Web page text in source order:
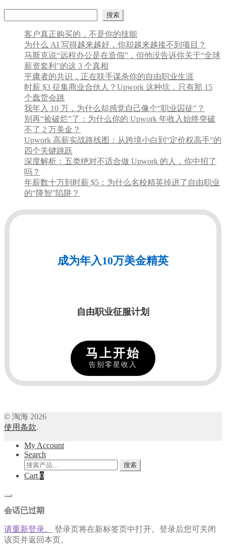
搜索
客户真正购买的，不是你的技能
为什么 AI 写得越来越好，你却越来越接不到项目？
马斯克说“远程办公是在造假”，但他没告诉你关于“全球
薪资套利”的这 3 个真相
平庸者的共识，正在联手谋杀你的自由职业生涯
时薪 $3 征集商业合伙人？Upwork 这种坑，只有那 15
个蠢货会跳
我年入 10 万，为什么却感觉自己像个“职业囚徒”？
别再“捡破烂”了：为什么你的 Upwork 年收入始终突破
不了 2 万美金？
Upwork 高薪实战路线图：从跨境小白到“定价权高手”的
四个关键跳跃
深度解析：五类绝对不适合做 Upwork 的人，你中招了
吗？
年薪数十万到时薪 $5：为什么名校精英掉进了自由职业
的“降智”陷阱？
成为年入10万美金精英
自由职业征服计划
马上开始
告别零星收入
© 淘海 2026
使用条款.
My Account
Search
搜
索：
搜索
Cart 0
关
闭
话
框
会话已过期
请重新登录。
登录页将在新标签页中打开。登录后您可关闭
该页并返回本页。